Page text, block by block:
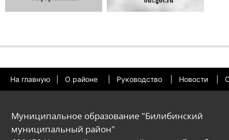
На главную О районе Руководство Новости
Муниципальное образование "Билибинский
муниципальный район"